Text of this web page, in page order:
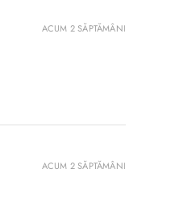
ACUM 2 SĂPTĂMÂNI
ACUM 2 SĂPTĂMÂNI